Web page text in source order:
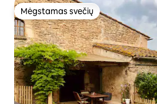
Mėgstamas svečių
Mėgstamas svečių